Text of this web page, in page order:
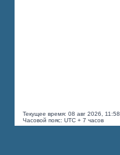
Текущее время: 08 авг 2026, 11:58
Часовой пояс: UTC + 7 часов